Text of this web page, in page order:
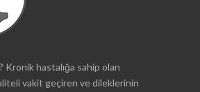
Kronik hastalığa sahip olan
vakit geçiren ve dileklerinin